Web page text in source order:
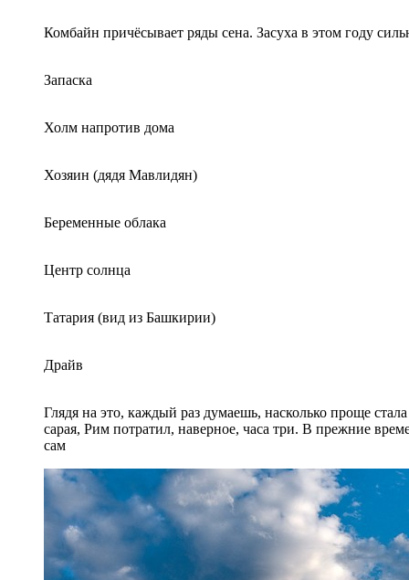
Комбайн причёсывает ряды сена. Засуха в этом году
Запаска
Холм напротив дома
Хозяин (дядя Мавлидян)
Беременные облака
Центр солнца
Татария (вид из Башкирии)
Драйв
Глядя на это, каждый раз думаешь, насколько проще
сарая, Рим потратил, наверное, часа три. В прежние
сам